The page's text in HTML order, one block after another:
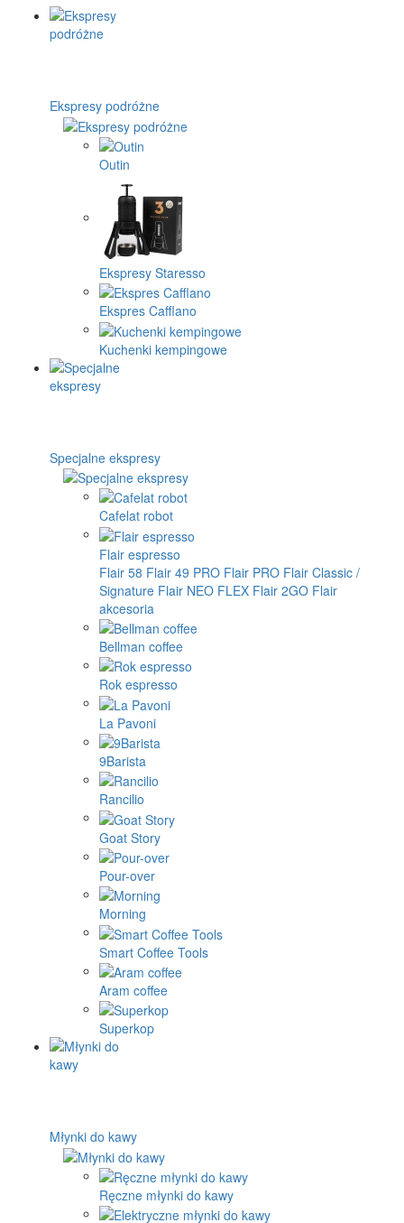
Ekspresy podróżne
Outin
Ekspresy Staresso
Ekspres Cafflano
Kuchenki kempingowe
Specjalne ekspresy
Cafelat robot
Flair espresso
Flair 58 Flair 49 PRO Flair PRO Flair Classic /
Signature Flair NEO FLEX Flair 2GO Flair
akcesoria
Bellman coffee
Rok espresso
La Pavoni
9Barista
Rancilio
Goat Story
Pour-over
Morning
Smart Coffee Tools
Aram coffee
Superkop
Młynki do kawy
Ręczne młynki do kawy